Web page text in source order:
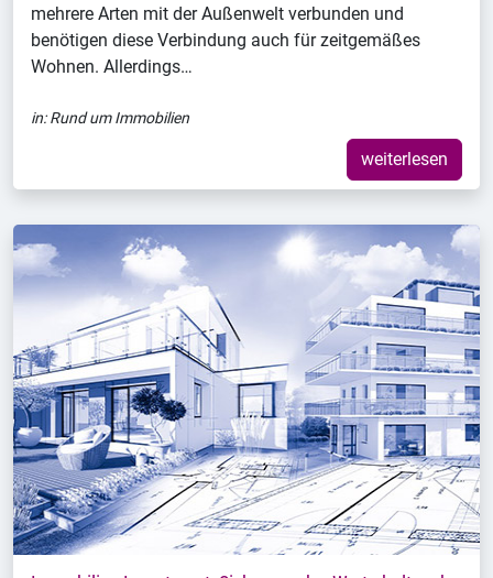
mehrere Arten mit der Außenwelt verbunden und
benötigen diese Verbindung auch für zeitgemäßes
Wohnen. Allerdings…
in:Rund um Immobilien
weiterlesen